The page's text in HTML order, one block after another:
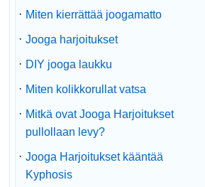
· Miten kierrättää joogamatto
· Jooga harjoitukset
· DIY jooga laukku
· Miten kolikkorullat vatsa
· Mitkä ovat Jooga Harjoitukset
pullollaan levy?
· Jooga Harjoitukset kääntää
Kyphosis